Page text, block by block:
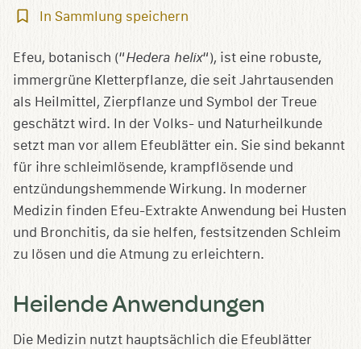
In
speichern
In Sammlung speichern
Efeu, botanisch (“Hedera helix“), ist eine robuste,
immergrüne Kletterpflanze, die seit Jahrtausenden
als Heilmittel, Zierpflanze und Symbol der Treue
geschätzt wird. In der Volks- und Naturheilkunde
setzt man vor allem Efeublätter ein. Sie sind bekannt
für ihre schleimlösende, krampflösende und
entzündungshemmende Wirkung. In moderner
Medizin finden Efeu-Extrakte Anwendung bei Husten
und Bronchitis, da sie helfen, festsitzenden Schleim
zu lösen und die Atmung zu erleichtern.
Heilende Anwendungen
Die Medizin nutzt hauptsächlich die Efeublätter